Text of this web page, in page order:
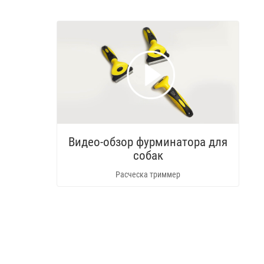
Видео-обзор фурминатора для
собак
Расческа триммер